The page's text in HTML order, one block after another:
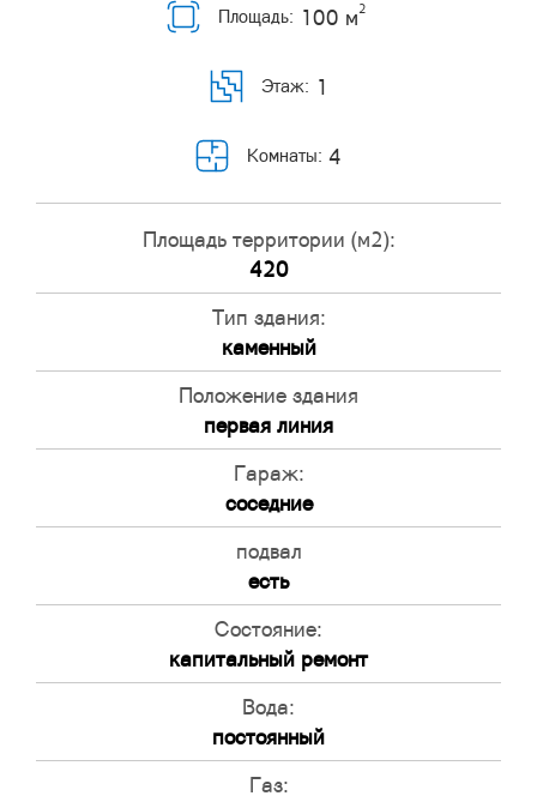
Комнаты: 4
Площадь: 100 м2
Этаж: 1
Площадь территории (м2):
420
Тип здания:
каменный
Положение здания
первая линия
Гараж:
соседние
подвал
есть
Состояние:
капитальный ремонт
Вода:
постоянный
Газ: